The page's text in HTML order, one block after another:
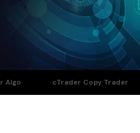
Algo cTrader Copy Trader